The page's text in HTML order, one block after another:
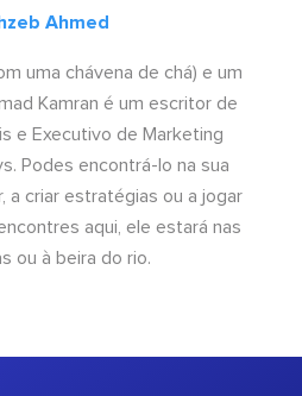
Ahmed
uma chávena de chá) e um
Kamran é um escritor de
e Executivo de Marketing
Podes encontrá-lo na sua
a criar estratégias ou a jogar
aqui, ele estará nas
ou à beira do rio.